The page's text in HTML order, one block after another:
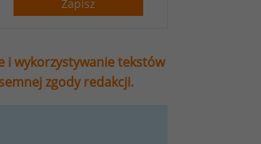
Zapisz
i wykorzystywanie tekstów
zgody redakcji.